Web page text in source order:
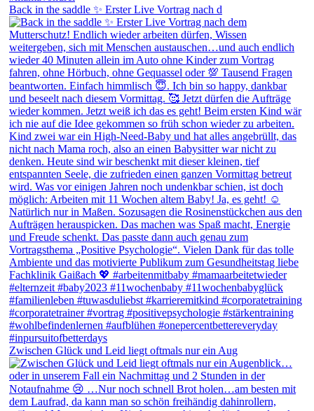
Back in the saddle ✨ Erster Live Vortrag nach d
Zwischen Glück und Leid liegt oftmals nur ein Aug